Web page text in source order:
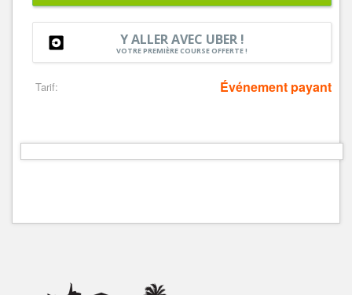
Y ALLER AVEC UBER !
VOTRE PREMIÈRE COURSE OFFERTE !
Tarif: Événement payant